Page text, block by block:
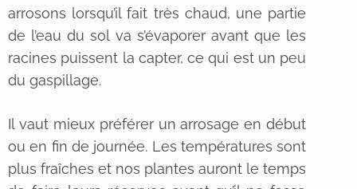
arrosons lorsqu’il fait très chaud, une partie
de l’eau du sol va s’évaporer avant que les
racines puissent la capter, ce qui est un peu
du gaspillage.
Il vaut mieux préférer un arrosage en début
ou en fin de journée. Les températures sont
plus fraîches et nos plantes auront le temps